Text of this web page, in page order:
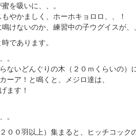
を吸いに、、。
やかましく、ホーホキョロロ、、！
けないのか、練習中の子ウグイスが、
であります。
。
ないどんぐりの木（２０ｍくらいの）
ーア！と鳴くと、メジロ達は、
ます！
。
００羽以上）集まると、ヒッチコック